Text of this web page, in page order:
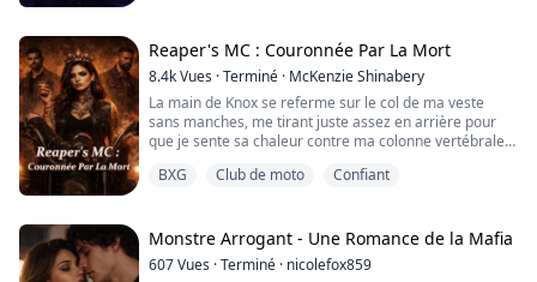
et on m'a promis monts et merveilles. Mais quand mon
tour est arrivé, la meute que j'avais choisie m'a
droguée et vend...
Reaper's MC : Couronnée Par La Mort
8.4kVues ·Terminé · McKenzie Shinabery
La main de Knox se referme sur le col de ma veste
sans manches, me tirant juste assez en arrière pour
que je sente sa chaleur contre ma colonne vertébrale.
« À force de regarder les ennuis comme ça, murmure-
Je relève le menton et croise son regard par-dessus
mon épaule.
BXG Club de moto Confiant
Monstre Arrogant - Une Romance de la Mafia
607Vues ·Terminé · nicolefox859